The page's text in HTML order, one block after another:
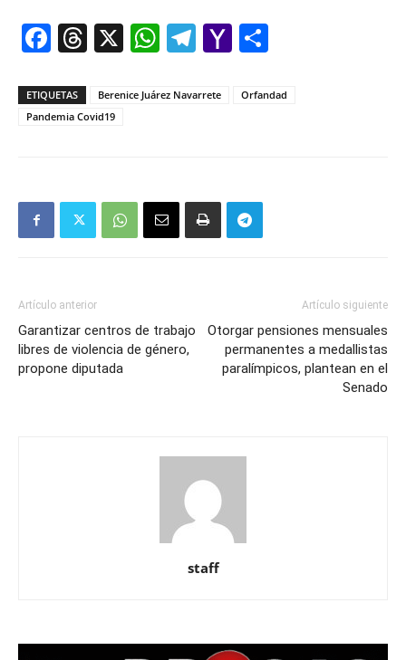
Facebook
Threads
X WhatsApp
Telegram
Yahoo
ETIQUETAS Berenice Juárez Navarrete
Orfandad
Pandemia Covid19
Artículo anterior
Garantizar centros de trabajo
libres de violencia de género,
propone diputada
Artículo siguiente
Otorgar pensiones mensuales
permanentes a medallistas
paralímpicos, plantean en el
Senado
staff